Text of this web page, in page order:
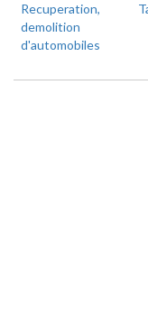
Recuperation,
demolition
d'automobiles